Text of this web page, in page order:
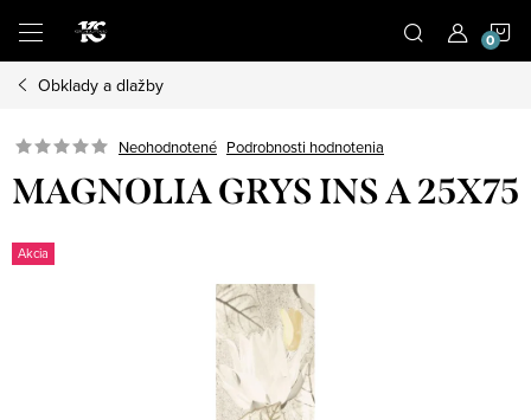
obsah
Obklady a dlažby
Neohodnotené Podrobnosti hodnotenia
MAGNOLIA GRYS INS A 25X75
Akcia